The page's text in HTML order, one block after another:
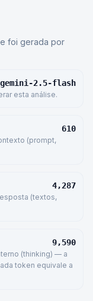
foi gerada por
gemini-2.5-flash
esta análise.
610
(prompt,
4,287
(textos,
9,590
(thinking) — a
token equivale a